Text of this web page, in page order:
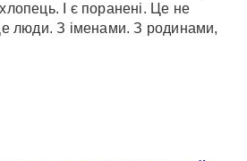
І є поранені. Це не
люди. З іменами. З родинами,